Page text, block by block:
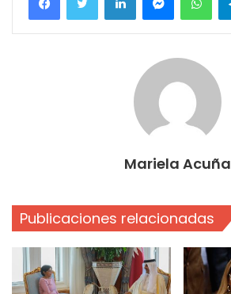
Mariela Acuña
Publicaciones relacionadas